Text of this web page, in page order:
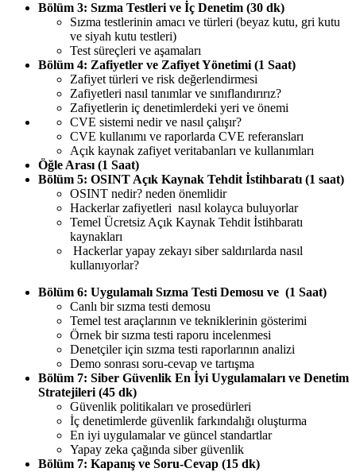
Bölüm 3: Sızma Testleri ve İç Denetim (30 dk)
Sızma testlerinin amacı ve türleri (beyaz kutu, gri kutu
ve siyah kutu testleri)
Test süreçleri ve aşamaları
Bölüm 4: Zafiyetler ve Zafiyet Yönetimi (1 Saat)
Zafiyet türleri ve risk değerlendirmesi
Zafiyetleri nasıl tanımlar ve sınıflandırırız?
Zafiyetlerin iç denetimlerdeki yeri ve önemi
CVE sistemi nedir ve nasıl çalışır?
CVE kullanımı ve raporlarda CVE referansları
Açık kaynak zafiyet veritabanları ve kullanımları
Öğle Arası (1 Saat)
Bölüm 5: OSINT Açık Kaynak Tehdit İstihbaratı (1 saat)
OSINT nedir? neden önemlidir
Hackerlar zafiyetleri nasıl kolayca buluyorlar
Temel Ücretsiz Açık Kaynak Tehdit İstihbaratı
kaynakları
Hackerlar yapay zekayı siber saldırılarda nasıl
kullanıyorlar?
Bölüm 6: Uygulamalı Sızma Testi Demosu ve (1 Saat)
Canlı bir sızma testi demosu
Temel test araçlarının ve tekniklerinin gösterimi
Örnek bir sızma testi raporu incelenmesi
Denetçiler için sızma testi raporlarının analizi
Demo sonrası soru-cevap ve tartışma
Bölüm 7: Siber Güvenlik En İyi Uygulamaları ve Denetim
Stratejileri (45 dk)
Güvenlik politikaları ve prosedürleri
İç denetimlerde güvenlik farkındalığı oluşturma
En iyi uygulamalar ve güncel standartlar
Yapay zeka çağında siber güvenlik
Bölüm 7: Kapanış ve Soru-Cevap (15 dk)